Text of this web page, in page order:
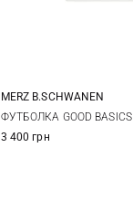
S M
MERZ B.SCHWANEN
ФУТБОЛКА GOOD BASICS
3 400 грн